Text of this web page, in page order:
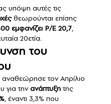
υπόψη αυτές τις
θεωρούνται επίσης
εμφανίζει P/E 20,7,
20ετία.
του
αναθεώρησε τον Απρίλιο
για τηνανάπτυξητης
, έναντι 3,3% που